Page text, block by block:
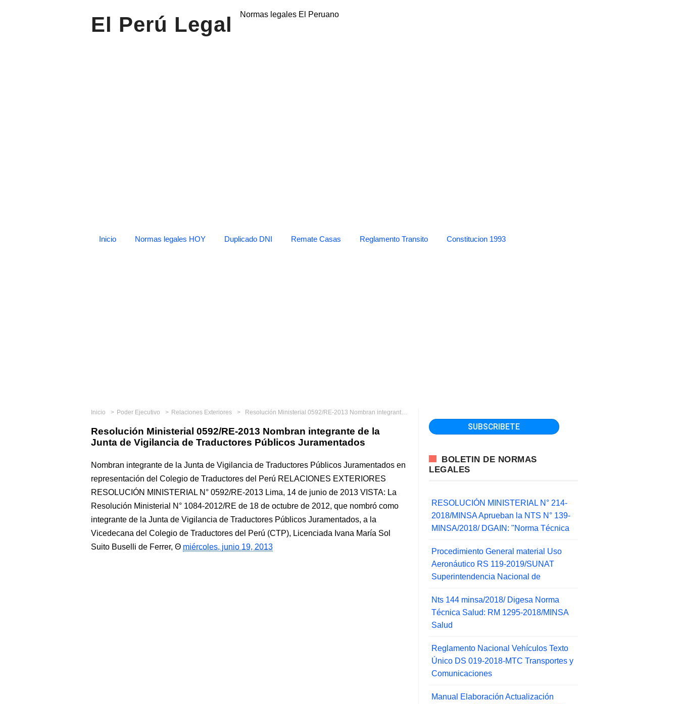
El Perú Legal Normas legales El Peruano
Inicio Normas legales HOY Duplicado DNI Remate Casas Reglamento Transito Constitucion 1993
Inicio Poder Ejecutivo Relaciones Exteriores Resolución Ministerial 0592/RE-2013 Nombran integrante de la Junta de Vigilancia de Traductores Públicos Juramentados
Resolución Ministerial 0592/RE-2013 Nombran integrante de la
Junta de Vigilancia de Traductores Públicos Juramentados
Nombran integrante de la Junta de Vigilancia de Traductores Públicos Juramentados en
representación del Colegio de Traductores del Perú RELACIONES EXTERIORES
RESOLUCIÓN MINISTERIAL N° 0592/RE-2013 Lima, 14 de junio de 2013 VISTA: La
Resolución Ministerial N° 1084-2012/RE de 18 de octubre de 2012, que nombró como
integrante de la Junta de Vigilancia de Traductores Públicos Juramentados, a la
Vicedecana del Colegio de Traductores del Perú (CTP), Licenciada Ivana María Sol
Suito Buselli de Ferrer,
miércoles, junio 19, 2013
BOLETIN DE NORMAS
LEGALES
RESOLUCIÓN MINISTERIAL N° 214-
2018/MINSA Aprueban la NTS N° 139-
MINSA/2018/ DGAIN: "Norma Técnica
Procedimiento General material Uso
Aeronáutico RS 119-2019/SUNAT
Superintendencia Nacional de
Nts 144 minsa/2018/ Digesa Norma
Técnica Salud: RM 1295-2018/MINSA
Salud
Reglamento Nacional Vehículos Texto
Único DS 019-2018-MTC Transportes y
Comunicaciones
Manual Elaboración Actualización